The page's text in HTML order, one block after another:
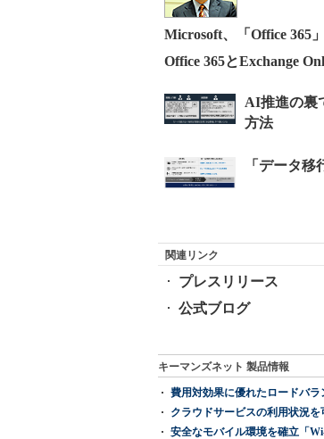
Microsoft、「Office 365
Office 365とExchange
関連リンク
プレスリリース
公式ブログ
キーマンズネット 製品情報
費用対効果に優れたロードバ
クラウドサービスの利用状況を
安全なモバイル環境を確立「